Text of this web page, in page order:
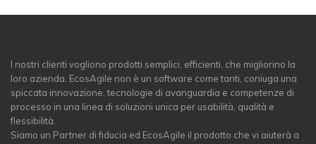
I nostri clienti vogliono prodotti semplici, efficienti, che migliorino la
loro azienda. EcosAgile non è un software come tanti, coniuga una
spiccata innovazione, tecnologie di avanguardia e competenze di
processo in una linea di soluzioni unica per usabilità, qualità e
flessibilità.
Siamo un Partner di fiducia ed EcosAgile il prodotto che vi aiuterà a